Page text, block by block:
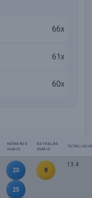
66x
61x
60x
NÚMEROS
IGUAIS
ESTRELAS
IGUAIS
TOTAL/
20
25
8
13.4